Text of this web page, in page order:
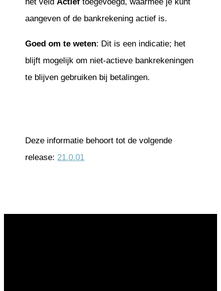
aangeven of de bankrekening actief is.
Goed om te weten: Dit is een indicatie; het
blijft mogelijk om niet-actieve bankrekeningen
te blijven gebruiken bij betalingen.
Deze informatie behoort tot de volgende
release: 21.0.01